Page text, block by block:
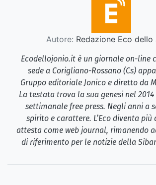
Autore: Redazione Eco dello
Ecodellojonio.it è un giornale on-line
sede a Corigliano-Rossano (Cs)
Gruppo editoriale Jonico e diretto da
La testata trova la sua genesi nel 2014
settimanale free press. Negli anni a
spirito e carattere. L’Eco diventa più
attesta come web journal, rimanendo
di riferimento per le notizie della